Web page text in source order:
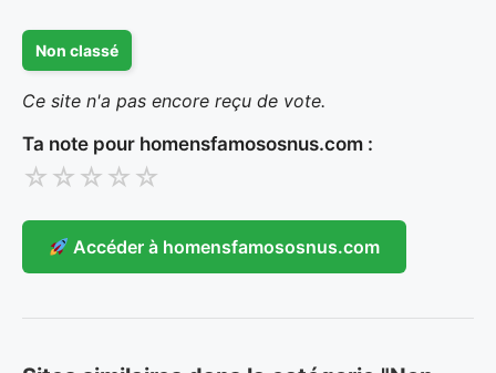
Non classé
Ce site n'a pas encore reçu de vote.
Ta note pour homensfamososnus.com :
☆ ☆ ☆ ☆ ☆
Accéder à homensfamososnus.com